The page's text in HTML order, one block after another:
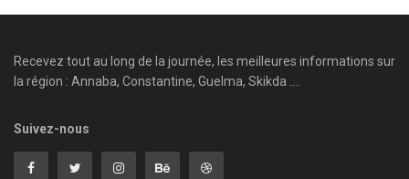
Recevez tout au long de la journée, les meilleures informations sur
la région : Annaba, Constantine, Guelma, Skikda ....
Suivez-nous